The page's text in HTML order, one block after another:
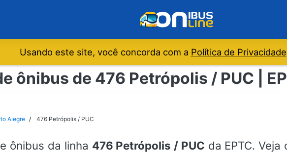
Usando este site, você concorda com a Política de Privacidade
ônibus de 476 Petrópolis / PUC |
Alegre 476 Petrópolis / PUC
ônibus da linha 476 Petrópolis / PUC da EPTC.